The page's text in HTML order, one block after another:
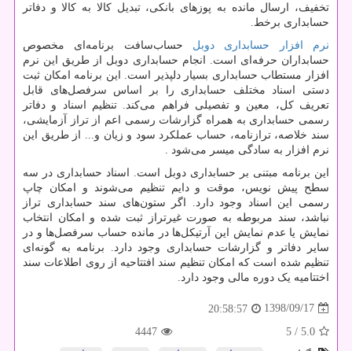
تخفیف، ارسال مانده به پوزهای بانکی، تبدیل کالا به کالا و دفاتر
حسابداری برخط.
نرم افزار حسابداری دوبل حساب‌سافت برنامه‌ای مخصوص
حسابداران حرفه‌ای است. انجام حسابداری دوبل از طریق این نرم
افزار مستطاب حسابداری بسیار دلپذیر است. این برنامه امکان ثبت
دستی اسناد مختلف حسابداری را بر اساس سرفصل‌های قابل
تعریف کل، معین و تفصیلی فراهم می‌کند. تنظیم اسناد و دفاتر
رسمی حسابداری به همراه گزارشات رسمی اعم از تراز آزمایشی،
سند خلاصه، ترازنامه، حساب عملکرد سود و زیان و... از طریق این
نرم افزار به سادگی میسر می‌شود
این برنامه مبتنی بر حسابداری دوبل است. اسناد حسابداری در سه
سطح پیش نویس، موقت و دایم تنظیم می‌شوند و امکان چاپ
رسمی این اسناد وجود دارد. اگر ستون‌های سند حسابداری تراز
نباشد، سند مربوطه به صورت غیرتراز ثبت شده و امکان انتخاب
نمایش یا عدم نمایش این آرتیکل‌ها در مانده حساب سرفصل‌ها و در
سایر دفاتر و گزارشات حسابداری وجود دارد. برنامه به گونه‌ای
تنظیم شده است که امکان تنظیم سند افتتاحیه از روی اطلاعات سند
اختتامیه یک دوره مالی وجود دارد.
1398/09/17
20:58:57
5.0
/ 5
4447